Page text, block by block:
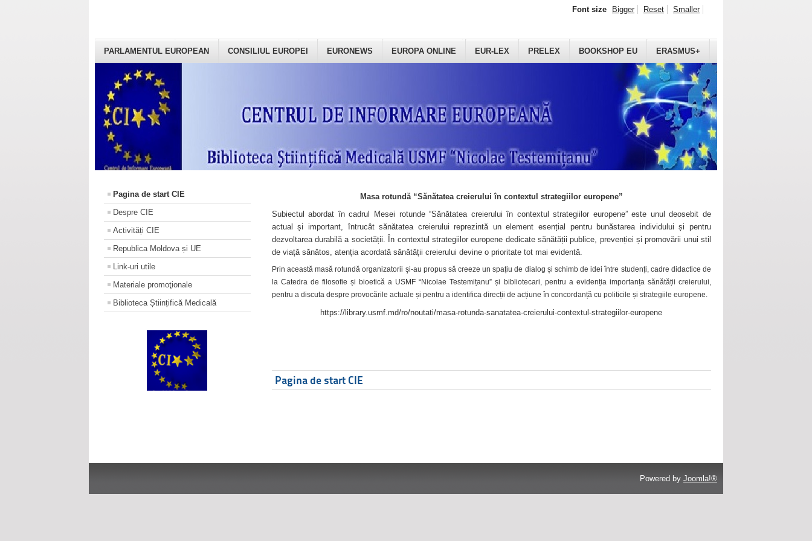
PARLAMENTUL EUROPEAN CONSILIUL EUROPEI EURONEWS EUROPA ONLINE EUR-LEX PRELEX BOOKSHOP EU ERASMUS+
Font size Bigger Reset Smaller
Pagina de start CIE
Despre CIE
Activități CIE
Republica Moldova și UE
Link-uri utile
Materiale promoţionale
Biblioteca Științifică Medicală
Masa rotundă “Sănătatea creierului în contextul strategiilor europene”
Subiectul abordat în cadrul Mesei rotunde “Sănătatea creierului în contextul strategiilor europene” este unul deosebit de
actual și important, întrucât sănătatea creierului reprezintă un element esențial pentru bunăstarea individului și pentru
dezvoltarea durabilă a societății. În contextul strategiilor europene dedicate sănătății publice, prevenției și promovării unui stil
de viață sănătos, atenția acordată sănătății creierului devine o prioritate tot mai evidentă.
Prin această masă rotundă organizatorii şi-au propus să creeze un spațiu de dialog și schimb de idei între studenți, cadre didactice de
la Catedra de filosofie și bioetică a USMF “Nicolae Testemițanu” și bibliotecari, pentru a evidenția importanța sănătății creierului,
pentru a discuta despre provocările actuale și pentru a identifica direcții de acțiune în concordanță cu politicile și strategiile europene.
https://library.usmf.md/ro/noutati/masa-rotunda-sanatatea-creierului-contextul-strategiilor-europene
Pagina de start CIE
Powered by Joomla!®